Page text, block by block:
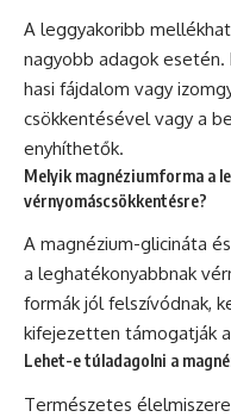
A leggyakoribb
nagyobb adagok esetén.
hasi fájdalom vagy
csökkentésével vagy a
enyhíthetők.
Melyik magnéziumforma a
vérnyomáscsökkentésre?
A magnézium-glicináta
a leghatékonyabbnak
formák jól felszívódnak,
kifejezetten támogatják
Lehet-e túladagolni a
Természetes